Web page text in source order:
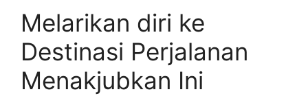
Melarikan diri ke
Destinasi Perjalanan
Menakjubkan Ini